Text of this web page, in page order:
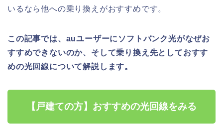
いるなら他への乗り換えがおすすめです。
この記事では、auユーザーにソフトバンク光がなぜお
すすめできないのか、そして乗り換え先としておすす
めの光回線について解説します。
【戸建ての方】おすすめの光回線をみる